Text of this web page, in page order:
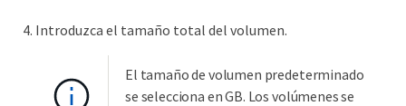
Introduzca el tamaño total del volumen.
El tamaño de volumen predeterminado
se selecciona en GB. Los volúmenes se